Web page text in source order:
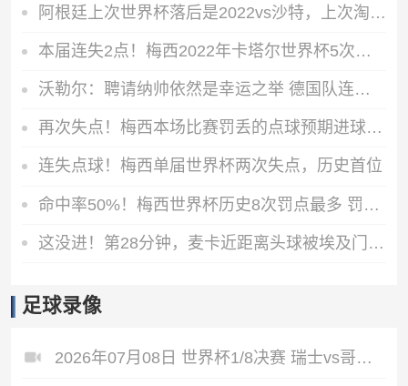
阿根廷上次世界杯落后是2022vs沙特，上次淘汰赛落后是2018vs法国
本届连失2点！梅西2022年卡塔尔世界杯5次主罚点球4次命中
沃勒尔：聘请纳帅依然是幸运之举 德国队连续三次出局绝非偶然
再次失点！梅西本场比赛罚丢的点球预期进球0.79 射正预期进球0.7
连失点球！梅西单届世界杯两次失点，历史首位
命中率50%！梅西世界杯历史8次罚点最多 罚丢4次也是赛事历史最多
这没进！第28分钟，麦卡近距离头球被埃及门将扑出
足球录像
2026年07月08日 世界杯1/8决赛 瑞士vs哥伦比亚 全场录像